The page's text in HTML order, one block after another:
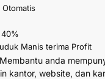
Otomatis
Manis terima Profit
anda
kantor, website, dan